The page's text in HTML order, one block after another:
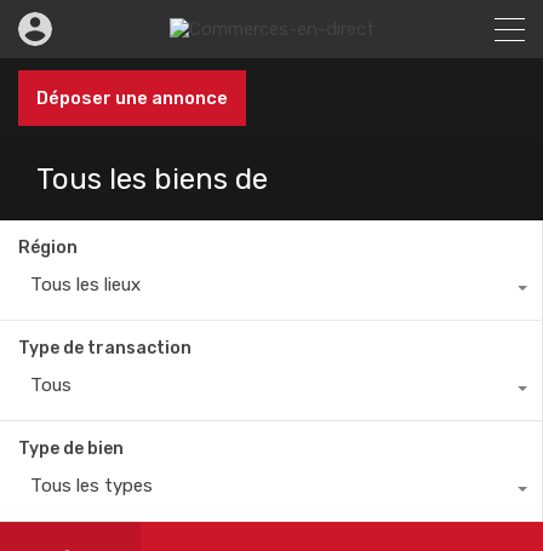
Déposer une annonce
Tous les biens de
Région
Tous les lieux
Type de transaction
Tous
Type de bien
Tous les types